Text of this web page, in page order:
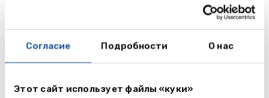
Согласие Подробности О нас
Этот сайт использует файлы «куки»
учеников 15-16 лет. Как правило, они выбирают 5-
8 предметов из списка: математика, бизнес и
английский, английская литература, искусство,
драма, история, французский, немецкий,